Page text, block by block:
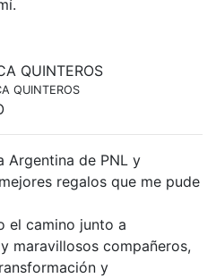
QUINTEROS
Argentina de PNL y
regalos que me pude
el camino junto a
maravillosos compañeros,
y